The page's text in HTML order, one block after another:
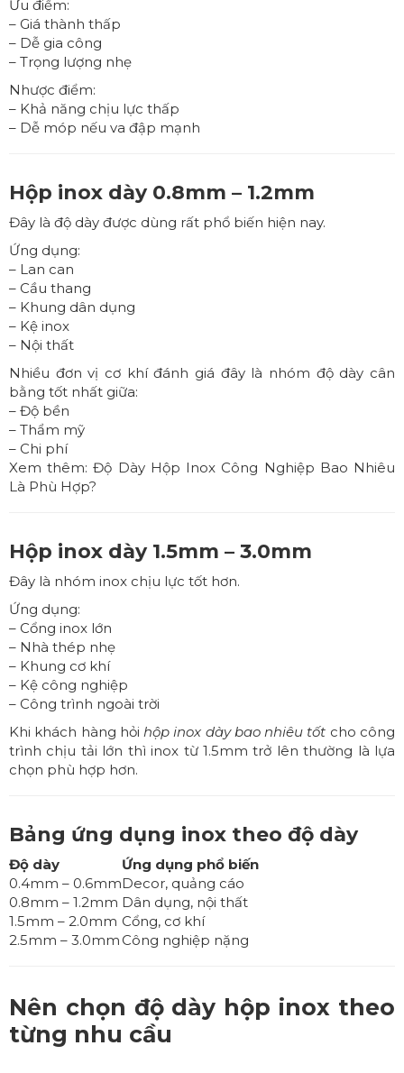
Ưu điểm:
– Giá thành thấp
– Dễ gia công
– Trọng lượng nhẹ
Nhược điểm:
– Khả năng chịu lực thấp
– Dễ móp nếu va đập mạnh
Hộp inox dày 0.8mm – 1.2mm
Đây là độ dày được dùng rất phổ biến hiện nay.
Ứng dụng:
– Lan can
– Cầu thang
– Khung dân dụng
– Kệ inox
– Nội thất
Nhiều đơn vị cơ khí đánh giá đây là nhóm độ dày cân
bằng tốt nhất giữa:
– Độ bền
– Thẩm mỹ
– Chi phí
Xem thêm:Độ Dày Hộp Inox Công Nghiệp Bao Nhiêu
Là Phù Hợp?
Hộp inox dày 1.5mm – 3.0mm
Đây là nhóm inox chịu lực tốt hơn.
Ứng dụng:
– Cổng inox lớn
– Nhà thép nhẹ
– Khung cơ khí
– Kệ công nghiệp
– Công trình ngoài trời
Khi khách hàng hỏihộp inox dày bao nhiêu tốt cho công
trình chịu tải lớn thì inox từ 1.5mm trở lên thường là lựa
chọn phù hợp hơn.
Bảng ứng dụng inox theo độ dày
Độ dày
Ứng dụng phổ biến
0.4mm – 0.6mmDecor, quảng cáo
0.8mm – 1.2mm Dân dụng, nội thất
1.5mm – 2.0mm Cổng, cơ khí
2.5mm – 3.0mm Công nghiệp nặng
Nên chọn độ dày hộp inox theo
từng nhu cầu